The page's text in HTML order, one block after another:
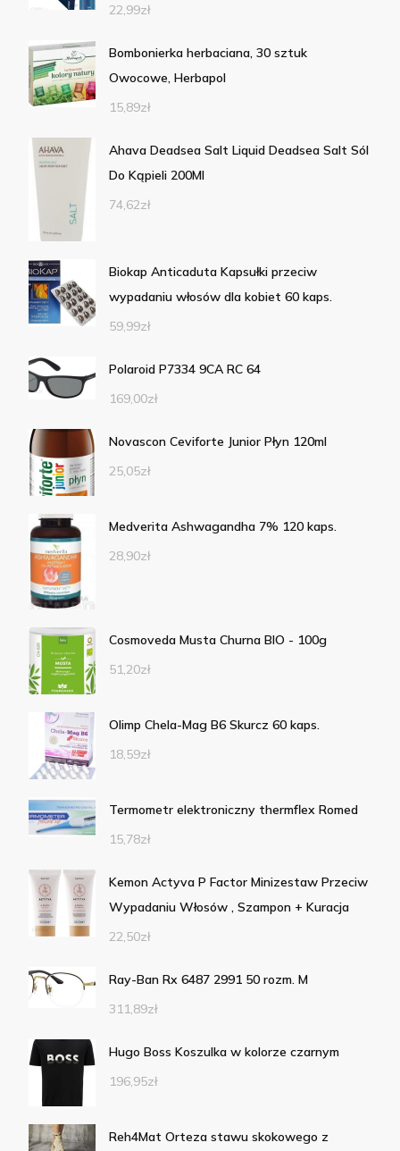
22,99zł
Bombonierka herbaciana, 30 sztuk
Owocowe, Herbapol
15,89zł
Ahava Deadsea Salt Liquid Deadsea Salt Sól
Do Kąpieli 200Ml
74,62zł
Biokap Anticaduta Kapsułki przeciw
wypadaniu włosów dla kobiet 60 kaps.
59,99zł
Polaroid P7334 9CA RC 64
169,00zł
Novascon Ceviforte Junior Płyn 120ml
25,05zł
Medverita Ashwagandha 7% 120 kaps.
28,90zł
Cosmoveda Musta Churna BIO - 100g
51,20zł
Olimp Chela-Mag B6 Skurcz 60 kaps.
18,59zł
Termometr elektroniczny thermflex Romed
15,78zł
Kemon Actyva P Factor Minizestaw Przeciw
Wypadaniu Włosów , Szampon + Kuracja
22,50zł
Ray-Ban Rx 6487 2991 50 rozm. M
311,89zł
Hugo Boss Koszulka w kolorze czarnym
196,95zł
Reh4Mat Orteza stawu skokowego z